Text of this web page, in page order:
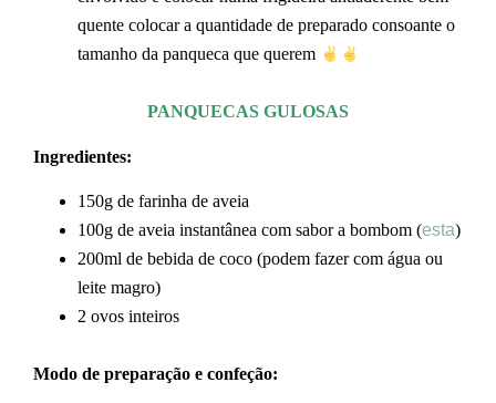
quente colocar a quantidade de preparado consoante o
tamanho da panqueca que querem
PANQUECAS GULOSAS
Ingredientes:
150g de farinha de aveia
100g de aveia instantânea com sabor a bombom (esta)
200ml de bebida de coco (podem fazer com água ou
leite magro)
2 ovos inteiros
Modo de preparação e confeção: